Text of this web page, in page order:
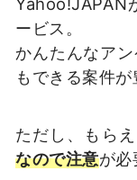
ービス。
かんたんなア
もできる案件が
ただし、もら
なので注意が必